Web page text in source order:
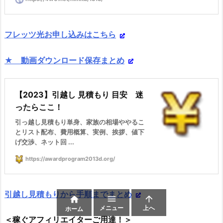
フレッツ光お申し込みはこちら
★ 動画ダウンロード保存まとめ
【2023】引越し 見積もり 目安 迷
ったらここ！
引っ越し見積もり単身、家族の相場ややるこ
とリスト配布、費用概算、実例、挨拶、値下
げ交渉、ネット回 ...
https://awardprogram2013d.org/
引越し見積もりから手順までまとめ
＜稼ぐアフィリエイターご用達！＞

ホーム

メニュー

上へ